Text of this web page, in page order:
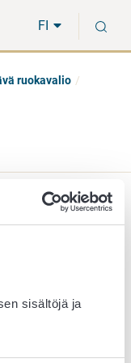
sisältöjä ja
FI
ruokavalio
aineita sekä niiden
värikkäistä
jotta